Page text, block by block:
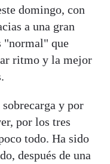
domingo, con
a una gran
"normal" que
ritmo y la mejor
y por
por los tres
todo. Ha sido
después de una